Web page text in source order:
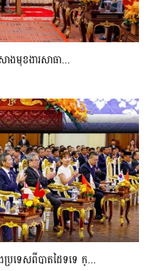
ាងមុខងារសាធា...
រទេសពីបាតដៃទទេ ក្...